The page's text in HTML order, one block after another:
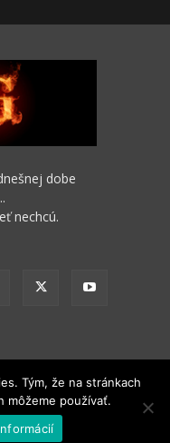
dobe
nechcú.
odkazom na pôvodný
šíriť.
Tým, že na stránkach
môžeme používať.